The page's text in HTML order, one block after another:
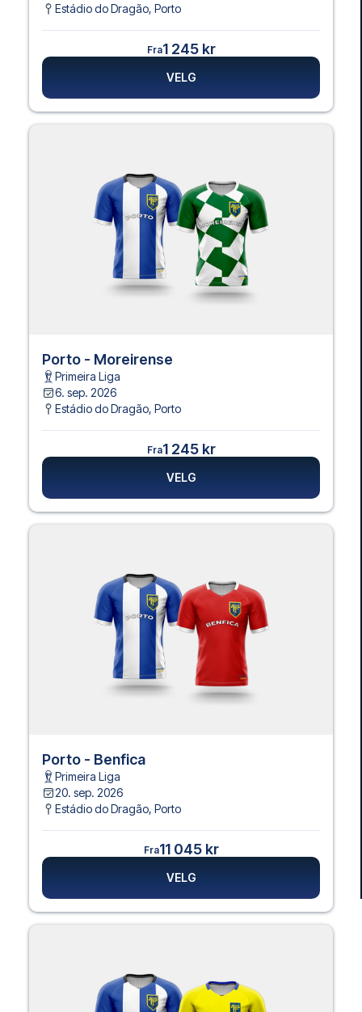
Estádio do Dragão, Porto
Fra1 245 kr
VELG
Porto - Moreirense
Primeira Liga
6. sep. 2026
Estádio do Dragão, Porto
Fra1 245 kr
VELG
Porto - Benfica
Primeira Liga
20. sep. 2026
Estádio do Dragão, Porto
Fra11 045 kr
VELG